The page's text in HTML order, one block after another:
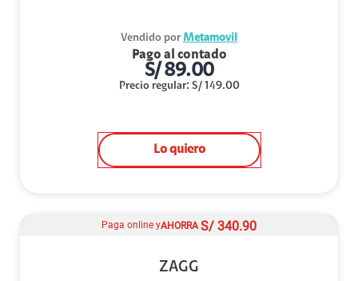
Vendido por Metamovil
Pago al contado
S/89.00
Precio regular: S/ 149.00
Lo quiero
Paga online yAHORRA S/ 340.90
ZAGG